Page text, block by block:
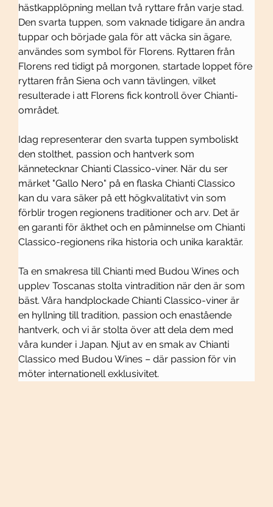
hästkapplöpning mellan två ryttare från varje stad.
Den svarta tuppen, som vaknade tidigare än andra
tuppar och började gala för att väcka sin ägare,
användes som symbol för Florens. Ryttaren från
Florens red tidigt på morgonen, startade loppet före
ryttaren från Siena och vann tävlingen, vilket
resulterade i att Florens fick kontroll över Chianti-
området.
Idag representerar den svarta tuppen symboliskt
den stolthet, passion och hantverk som
kännetecknar Chianti Classico-viner. När du ser
märket "Gallo Nero" på en flaska Chianti Classico
kan du vara säker på ett högkvalitativt vin som
förblir trogen regionens traditioner och arv. Det är
en garanti för äkthet och en påminnelse om Chianti
Classico-regionens rika historia och unika karaktär.
Ta en smakresa till Chianti med Budou Wines och
upplev Toscanas stolta vintradition när den är som
bäst. Våra handplockade Chianti Classico-viner är
en hyllning till tradition, passion och enastående
hantverk, och vi är stolta över att dela dem med
våra kunder i Japan. Njut av en smak av Chianti
Classico med Budou Wines – där passion för vin
möter internationell exklusivitet.